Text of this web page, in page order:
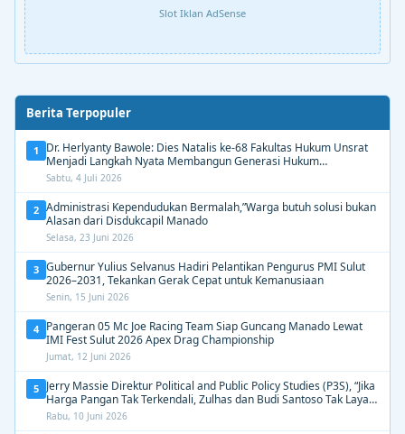
Slot Iklan AdSense
Berita Terpopuler
1
Dr. Herlyanty Bawole: Dies Natalis ke-68 Fakultas Hukum Unsrat
Menjadi Langkah Nyata Membangun Generasi Hukum
Berdampak
Sabtu, 4 Juli 2026
2 Administrasi Kependudukan Bermalah,”Warga butuh solusi bukan
Alasan dari Disdukcapil Manado
Selasa, 23 Juni 2026
3 Gubernur Yulius Selvanus Hadiri Pelantikan Pengurus PMI Sulut
2026–2031, Tekankan Gerak Cepat untuk Kemanusiaan
Senin, 15 Juni 2026
4 Pangeran 05 Mc Joe Racing Team Siap Guncang Manado Lewat
IMI Fest Sulut 2026 Apex Drag Championship
Jumat, 12 Juni 2026
5 Jerry Massie Direktur Political and Public Policy Studies (P3S), “Jika
Harga Pangan Tak Terkendali, Zulhas dan Budi Santoso Tak Layak
Dipertahankan”
Rabu, 10 Juni 2026